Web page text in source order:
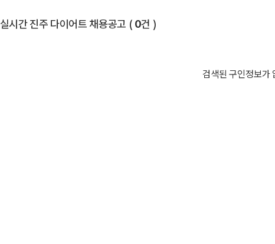
실시간 진주 다이어트 채용공고 전체 목록
( 0건 )
검색된 구인정보가